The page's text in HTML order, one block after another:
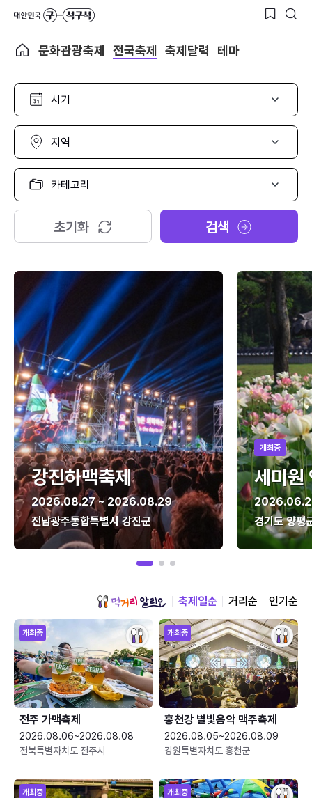
문화관광축제 전국축제 축제달력 테마
시
선
택
지
선
택
카
고
리
택
초기화 검색
강진하맥축제
2026.08.27 ~ 2026.08.29
전남광주통합특별시 강진군
개최중
세미원
경기도 양평
축제일순 거리순 인기순
개최중
전주 가맥축제
2026.08.06~2026.08.08
전북특별자치도 전주시
개최중
홍천강 별빛음악 맥주축제
2026.08.05~2026.08.09
강원특별자치도 홍천군
개최중 개최중